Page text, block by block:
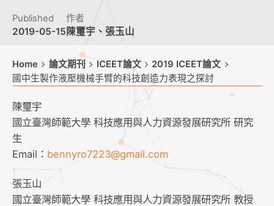
Published
2019-05-15
作者
陳璽宇、張玉山
Home 論文期刊 ICEET論文
2019 ICEET論文
國中生製作液壓機械手臂的科技創造力表現之探討
陳璽宇
國立臺灣師範大學 科技應用與人力資源發展研究所 研究
生
Email： bennyro7223@gmail.com
張玉山
國立臺灣師範大學 科技應用與人力資源發展研究所 教授